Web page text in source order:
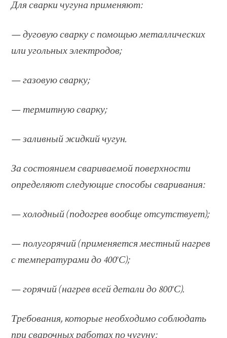
Для сварки чугуна применяют:
— дуговую сварку с помощью металлических
или угольных электродов;
— газовую сварку;
— термитную сварку;
— заливный жидкий чугун.
За состоянием свариваемой поверхности
определяют следующие способы сваривания:
— холодный (подогрев вообще отсутствует);
— полугорячий (применяется местный нагрев
с температурами до 400°С);
— горячий (нагрев всей детали до 800°С).
Требования, которые необходимо соблюдать
при сварочных работах по чугуну: